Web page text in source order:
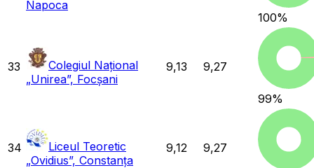
Napoca
100%
33
Colegiul Național
„Unirea”, Focșani
9,13 9,27
99%
34
Liceul Teoretic
„Ovidius”, Constanța
9,12 9,27